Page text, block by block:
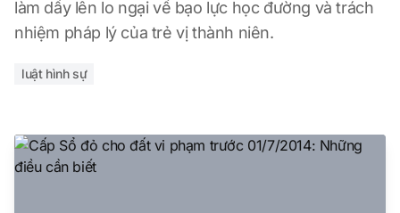
làm dấy lên lo ngại về bạo lực học đường và trách
nhiệm pháp lý của trẻ vị thành niên.
luật hình sự